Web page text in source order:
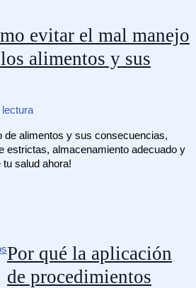
evitar el mal manejo
alimentos y sus
de alimentos y sus consecuencias,
estrictas, almacenamiento adecuado y
salud ahora!
Por qué la aplicación
de procedimientos